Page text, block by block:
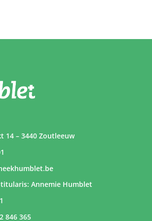
14 – 3440 Zoutleeuw
Annemie Humblet
846 365